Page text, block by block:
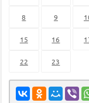
8 9
15 16
22 23